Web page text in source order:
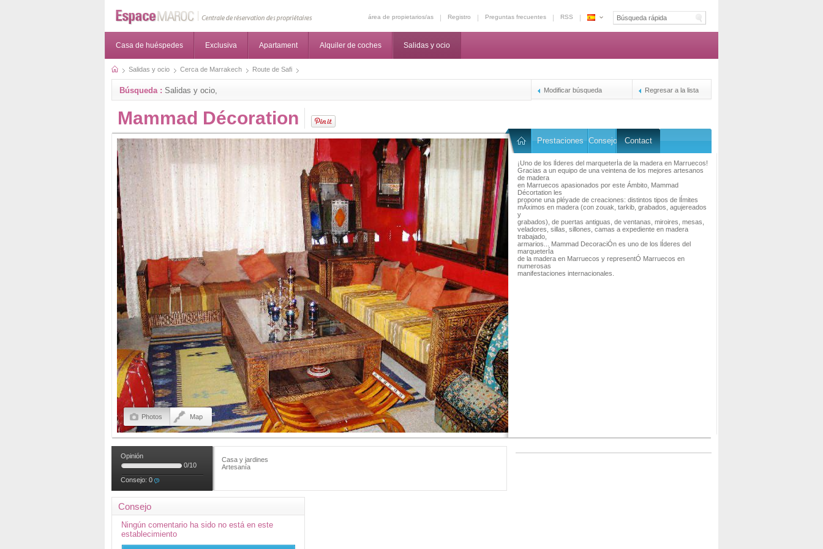
área de propietarios/as Registro Preguntas frecuentes
RSS
duenos
Casa de huéspedes Exclusiva Apartament Alquiler de coches Salidas y ocio
Salidas y ocio Cerca de Marrakech Route de Safi
Búsqueda : Salidas y ocio, Modificar búsqueda Regresar a la lista
Mammad Décoration
Photos Map
Prestaciones Consejo Contact
¡Uno de los lÍderes del marqueterÍa de la madera en Marruecos!
Gracias a un equipo de una veintena de los mejores artesanos
de madera
en Marruecos apasionados por este Ámbito, Mammad
Décortation les
propone una pléyade de creaciones: distintos tipos de lÍmites
mÁximos en madera (con zouak, tarkib, grabados, agujereados
y
grabados), de puertas antiguas, de ventanas, miroires, mesas,
veladores, sillas, sillones, camas a expediente en madera
trabajado,
armarios... Mammad DecoraciÓn es uno de los lÍderes del
marqueterÍa
de la madera en Marruecos y representÓ Marruecos en
numerosas
manifestaciones internacionales.
Opinión
0/10
Consejo: 0
Casa y jardines
Artesanía
Consejo
Ningún comentario ha sido no está en este
establecimiento